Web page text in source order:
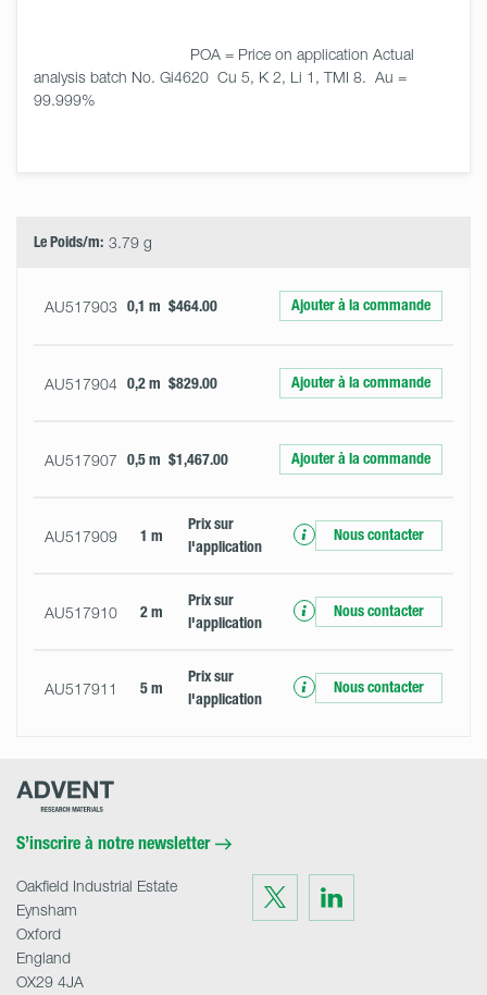
analysis batch No. Gi4620  Cu 5, K 2, Li 1, TMI 8.  Au =
99.999%
Le Poids/m: 3.79 g
AU517903 0,1 m $464.00 Ajouter à la commande
AU517904 0,2 m $829.00 Ajouter à la commande
AU517907 0,5 m $1,467.00 Ajouter à la commande
AU517909 1 m
Prix ​​sur
l'application
Nous contacter
AU517910 2 m
Prix ​​sur
l'application
Nous contacter
AU517911 5 m
Prix ​​sur
l'application
Nous contacter
Advent
S’inscrire à notre newsletter
Visit
us
on
Twitter
Visit
on
LinkedIn
Oakfield Industrial Estate
Eynsham
Oxford
England
OX29 4JA